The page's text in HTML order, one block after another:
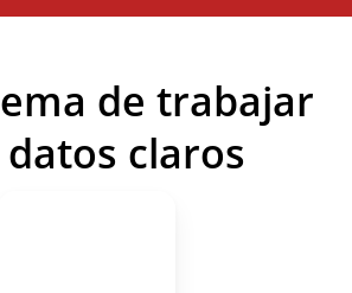
de trabajar
datos claros